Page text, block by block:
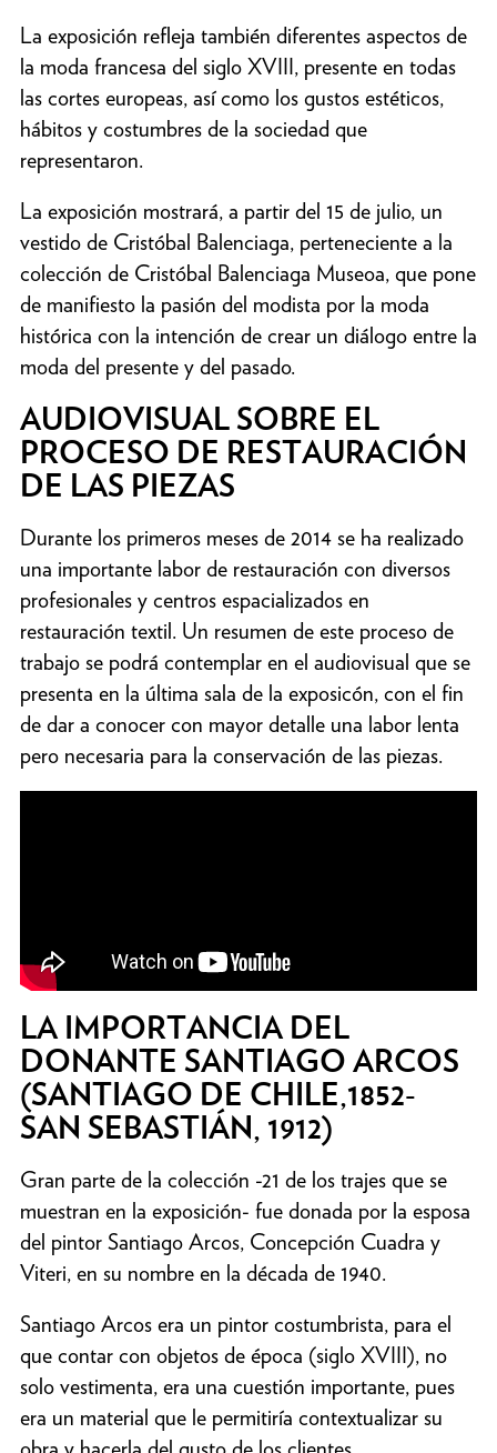
La exposición refleja también diferentes aspectos de
la moda francesa del siglo XVIII, presente en todas
las cortes europeas, así como los gustos estéticos,
hábitos y costumbres de la sociedad que
representaron.
La exposición mostrará, a partir del 15 de julio, un
vestido de Cristóbal Balenciaga, perteneciente a la
colección de Cristóbal Balenciaga Museoa, que pone
de manifiesto la pasión del modista por la moda
histórica con la intención de crear un diálogo entre la
moda del presente y del pasado.
AUDIOVISUAL SOBRE EL
PROCESO DE RESTAURACIÓN
DE LAS PIEZAS
Durante los primeros meses de 2014 se ha realizado
una importante labor de restauración con diversos
profesionales y centros espacializados en
restauración textil. Un resumen de este proceso de
trabajo se podrá contemplar en el audiovisual que se
presenta en la última sala de la exposicón, con el fin
de dar a conocer con mayor detalle una labor lenta
pero necesaria para la conservación de las piezas.
LA IMPORTANCIA DEL
DONANTE SANTIAGO ARCOS
(SANTIAGO DE CHILE,1852-
SAN SEBASTIÁN, 1912)
Gran parte de la colección -21 de los trajes que se
muestran en la exposición- fue donada por la esposa
del pintor Santiago Arcos, Concepción Cuadra y
Viteri, en su nombre en la década de 1940.
Santiago Arcos era un pintor costumbrista, para el
que contar con objetos de época (siglo XVIII), no
solo vestimenta, era una cuestión importante, pues
era un material que le permitiría contextualizar su